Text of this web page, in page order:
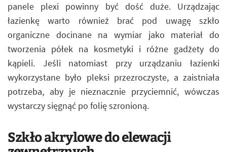
panele plexi powinny być dość duże. Urządzając
łazienkę warto również brać pod uwagę szkło
organiczne docinane na wymiar jako materiał do
tworzenia półek na kosmetyki i różne gadżety do
kąpieli. Jeśli natomiast przy urządzaniu łazienki
wykorzystane było pleksi przezroczyste, a zaistniała
potrzeba, aby je nieznacznie przyciemnić, wówczas
wystarczy sięgnąć po folię szronioną.
Szkło akrylowe do elewacji